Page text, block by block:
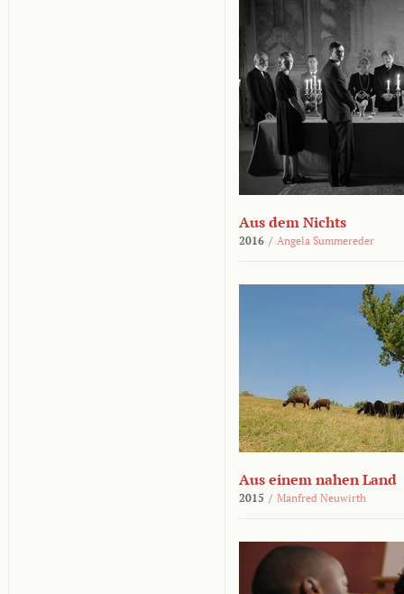
Aus dem Nichts
2016 / Angela Summereder
Aus einem nahen Land
2015 / Manfred Neuwirth